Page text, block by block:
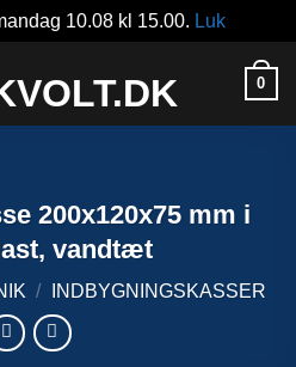
10.08 kl 15.00. Luk
0
200x120x75 mm i
vandtæt
/ INDBYGNINGSKASSER